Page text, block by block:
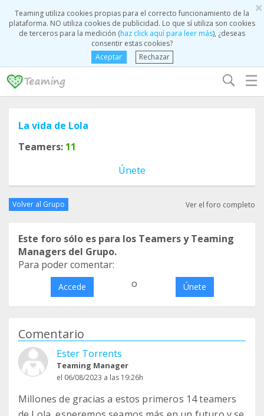
×
Teaming utiliza cookies propias para el correcto funcionamiento de la
plataforma. NO utiliza cookies de publicidad. Lo que sí utiliza son cookies
de terceros para la medición (haz click aquí para leer más), ¿deseas
consentir estas cookies?
Aceptar
Rechazar
☰
La vida de Lola
Teamers: 11
Únete
Volver al Grupo Ver el foro completo
Este foro sólo es para los Teamers y Teaming
Managers del Grupo.
Para poder comentar:
Accede o Únete
Comentario
Ester Torrents
Teaming Manager
el 06/08/2023 a las 19:26h
Millones de gracias a estos primeros 14 teamers